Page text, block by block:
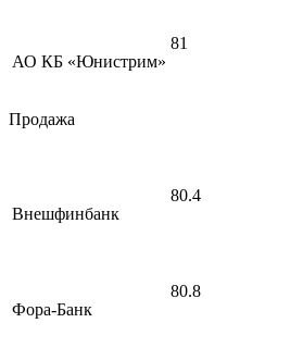
АО КБ «Юнистрим»
81
Продажа
Внешфинбанк
80.4
Фора-Банк
80.8